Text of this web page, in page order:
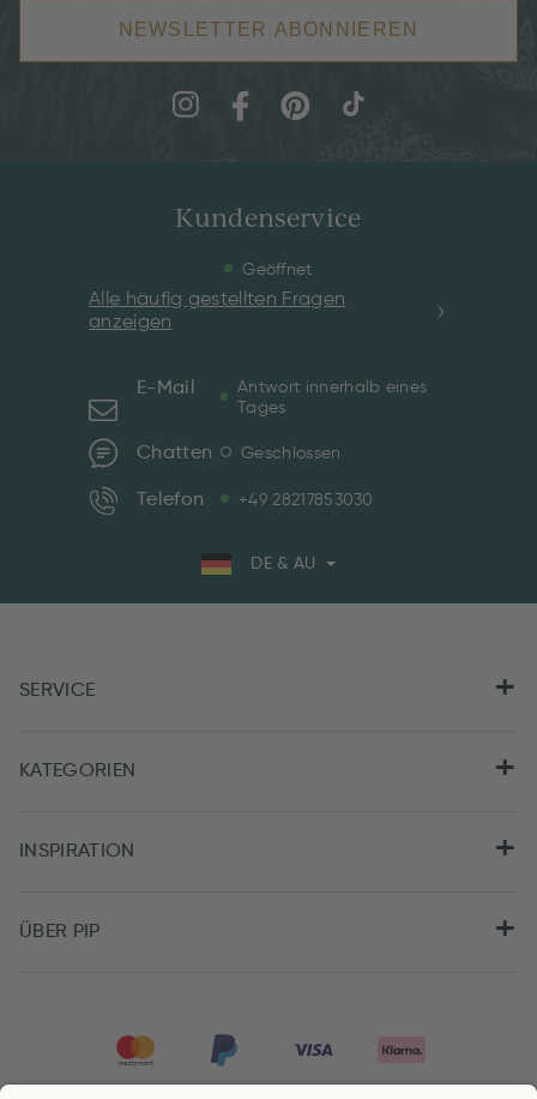
NEWSLETTER ABONNIEREN
Kundenservice
Geöffnet
Alle häufig gestellten Fragen
anzeigen
E-Mail
Antwort innerhalb eines
Tages
Chatten Geschlossen
Telefon +49 28217853030
DE & AU
SERVICE
KATEGORIEN
INSPIRATION
ÜBER PIP